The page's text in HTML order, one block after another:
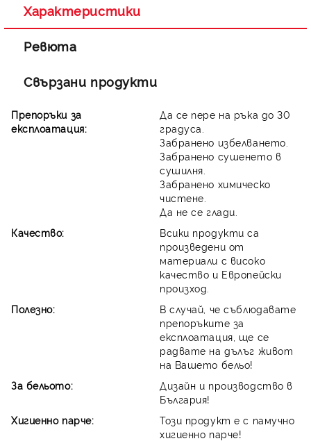
Характеристики
Ревюта
Свързани продукти
Препоръки за
експлоатация:
Да се пере на ръка до 30
градуса.
Забранено избелването.
Забранено сушенето в
сушилня.
Забранено химическо
чистене.
Да не се глади.
Качество:
Всики продукти са
произведени от
материали с високо
качество и Европейски
произход.
Полезно:
В случай, че съблюдавате
препоръките за
експлоатация, ще се
радвате на дълъг живот
на Вашето бельо!
За бельото:
Дизайн и производство в
България!
Хигиенно парче:
Този продукт е с памучно
хигиенно парче!